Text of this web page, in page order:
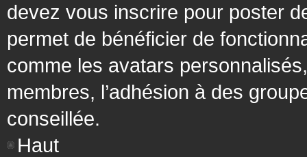
devez vous inscrire pour poster
permet de bénéficier de
comme les avatars
membres, l’adhésion à des
conseillée.
Haut